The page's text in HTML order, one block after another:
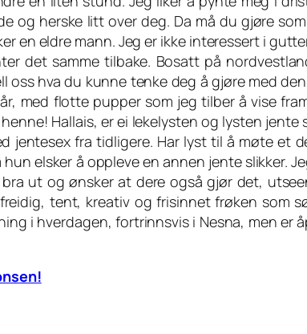
og herske litt over deg. Da må du gjøre
en eldre mann. Jeg er ikke interessert i
det samme tilbake. Bosatt på
oss hva du kunne tenke deg å gjøre med
med flotte pupper som jeg tilber å vise
Hallais, er ei lekelysten og lysten jente
jentesex fra tidligere. Har lyst til å møte et
elsker å oppleve en annen jente slikker.
ut og ønsker at dere også gjør det,
tent, kreativ og frisinnet frøken som
i hverdagen, fortrinnsvis i Nesna, men er